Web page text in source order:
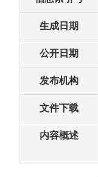
生成日期
公开日期
发布机构
文件下载
内容概述